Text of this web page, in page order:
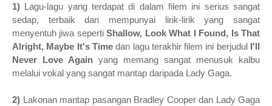
1) Lagu-lagu yang terdapat di dalam filem ini serius sangat
sedap, terbaik dan mempunyai lirik-lirik yang sangat
menyentuh jiwa sepertiShallow, Look What I Found, Is That
Alright, Maybe It's Timedan lagu terakhir filem ini berjudul I'll
Never Love Again yang memang sangat menusuk kalbu
melalui vokal yang sangat mantap daripada Lady Gaga.
2) Lakonan mantap pasangan Bradley Cooper dan Lady Gaga